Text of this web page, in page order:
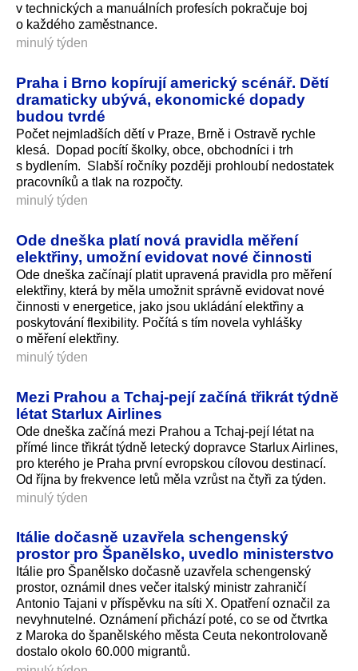
v technických a manuálních profesích pokračuje boj
o každého zaměstnance.
minulý týden
Praha i Brno kopírují americký scénář. Dětí
dramaticky ubývá, ekonomické dopady
budou tvrdé
Počet nejmladších dětí v Praze, Brně i Ostravě rychle
klesá. Dopad pocítí školky, obce, obchodníci i trh
s bydlením. Slabší ročníky později prohloubí nedostatek
pracovníků a tlak na rozpočty.
minulý týden
Ode dneška platí nová pravidla měření
elektřiny, umožní evidovat nové činnosti
Ode dneška začínají platit upravená pravidla pro měření
elektřiny, která by měla umožnit správně evidovat nové
činnosti v energetice, jako jsou ukládání elektřiny a
poskytování flexibility. Počítá s tím novela vyhlášky
o měření elektřiny.
minulý týden
Mezi Prahou a Tchaj-pejí začíná třikrát týdně
létat Starlux Airlines
Ode dneška začíná mezi Prahou a Tchaj-pejí létat na
přímé lince třikrát týdně letecký dopravce Starlux Airlines,
pro kterého je Praha první evropskou cílovou destinací.
Od října by frekvence letů měla vzrůst na čtyři za týden.
minulý týden
Itálie dočasně uzavřela schengenský
prostor pro Španělsko, uvedlo ministerstvo
Itálie pro Španělsko dočasně uzavřela schengenský
prostor, oznámil dnes večer italský ministr zahraničí
Antonio Tajani v příspěvku na síti X. Opatření označil za
nevyhnutelné. Oznámení přichází poté, co se od čtvrtka
z Maroka do španělského města Ceuta nekontrolovaně
dostalo okolo 60.000 migrantů.